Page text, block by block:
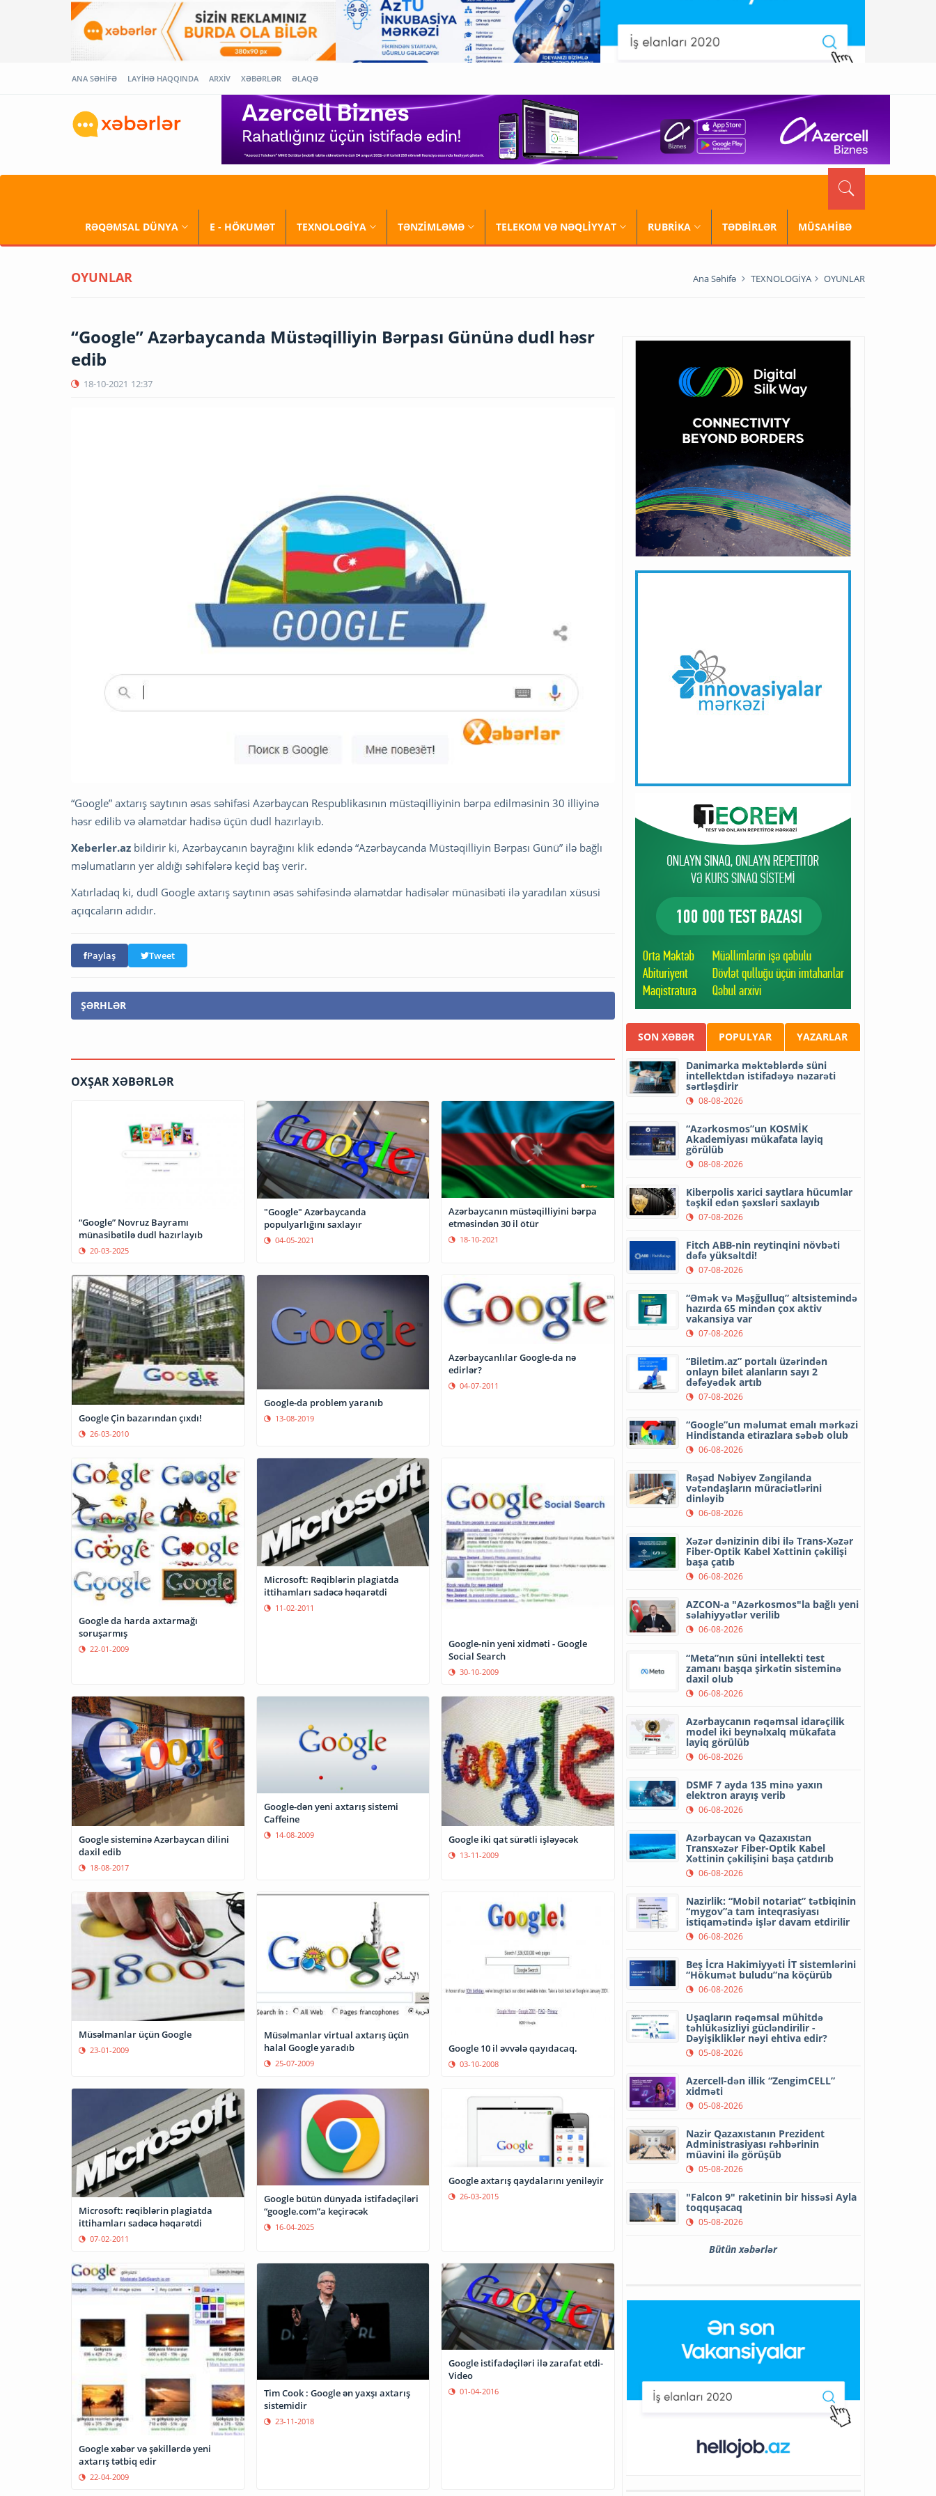
ANA SƏHİFƏ LAYİHƏ HAQQINDA ARXİV XƏBƏRLƏR ƏLAQƏ
RƏQƏMSAL DÜNYA E - HÖKUMƏT TEXNOLOGİYA TƏNZİMLƏMƏ TELEKOM VƏ NƏQLİYYAT RUBRİKA TƏDBİRLƏR MÜSAHİBƏ
OYUNLAR Ana Səhifə TEXNOLOGİYA OYUNLAR
“Google” Azərbaycanda Müstəqilliyin Bərpası Gününə dudl həsr
edib
18-10-2021 12:37
“Google” axtarış saytının əsas səhifəsi Azərbaycan Respublikasının müstəqilliyinin bərpa edilməsinin 30 illiyinə
həsr edilib və əlamətdar hadisə üçün dudl hazırlayıb.
Xeberler.az bildirir ki, Azərbaycanın bayrağını klik edəndə “Azərbaycanda Müstəqilliyin Bərpası Günü” ilə bağlı
məlumatların yer aldığı səhifələrə keçid baş verir.
Xatırladaq ki, dudl Google axtarış saytının əsas səhifəsində əlamətdar hadisələr münasibəti ilə yaradılan xüsusi
açıqcaların adıdır.
Paylaş Tweet
ŞƏRHLƏR
OXŞAR XƏBƏRLƏR
“Google” Novruz Bayramı
münasibətilə dudl hazırlayıb
20-03-2025
"Google" Azərbaycanda
populyarlığını saxlayır
04-05-2021
Azərbaycanın müstəqilliyini bərpa
etməsindən 30 il ötür
18-10-2021
Google Çin bazarından çıxdı!
26-03-2010
Google-da problem yaranıb
13-08-2019
Azərbaycanlılar Google-da nə
edirlər?
04-07-2011
Google da harda axtarmağı
soruşarmış
22-01-2009
Microsoft: Rəqiblərin plagiatda
ittihamları sadəcə həqarətdi
11-02-2011
Google-nin yeni xidməti - Google
Social Search
30-10-2009
Google sisteminə Azərbaycan dilini
daxil edib
18-08-2017
Google-dən yeni axtarış sistemi
Caffeine
14-08-2009 Google iki qat sürətli işləyəcək
13-11-2009
Müsəlmanlar üçün Google
23-01-2009
Müsəlmanlar virtual axtarış üçün
halal Google yaradıb
25-07-2009
Google 10 il əvvələ qayıdacaq.
03-10-2008
Microsoft: rəqiblərin plagiatda
ittihamları sadəcə həqarətdi
07-02-2011
Google bütün dünyada istifadəçiləri
“google.com”a keçirəcək
16-04-2025
Google axtarış qaydalarını yeniləyir
26-03-2015
Google xəbər və şəkillərdə yeni
axtarış tətbiq edir
22-04-2009
Tim Cook : Google ən yaxşı axtarış
sistemidir
23-11-2018
Google istifadəçiləri ilə zarafat etdi-
Video
01-04-2016
SON XƏBƏR POPULYAR YAZARLAR
Danimarka məktəblərdə süni
intellektdən istifadəyə nəzarəti
sərtləşdirir
08-08-2026
“Azərkosmos”un KOSMİK
Akademiyası mükafata layiq
görülüb
08-08-2026
Kiberpolis xarici saytlara hücumlar
təşkil edən şəxsləri saxlayıb
07-08-2026
Fitch ABB-nin reytinqini növbəti
dəfə yüksəltdi!
07-08-2026
“Əmək və Məşğulluq” altsistemində
hazırda 65 mindən çox aktiv
vakansiya var
07-08-2026
“Biletim.az” portalı üzərindən
onlayn bilet alanların sayı 2
dəfəyədək artıb
07-08-2026
“Google”un məlumat emalı mərkəzi
Hindistanda etirazlara səbəb olub
06-08-2026
Rəşad Nəbiyev Zəngilanda
vətəndaşların müraciətlərini
dinləyib
06-08-2026
Xəzər dənizinin dibi ilə Trans-Xəzər
Fiber-Optik Kabel Xəttinin çəkilişi
başa çatıb
06-08-2026
AZCON-a "Azərkosmos"la bağlı yeni
səlahiyyətlər verilib
06-08-2026
“Meta”nın süni intellekti test
zamanı başqa şirkətin sisteminə
daxil olub
06-08-2026
Azərbaycanın rəqəmsal idarəçilik
model iki beynəlxalq mükafata
layiq görülüb
06-08-2026
DSMF 7 ayda 135 minə yaxın
elektron arayış verib
06-08-2026
Azərbaycan və Qazaxıstan
Transxəzər Fiber-Optik Kabel
Xəttinin çəkilişini başa çatdırıb
06-08-2026
Nazirlik: “Mobil notariat” tətbiqinin
“mygov”a tam inteqrasiyası
istiqamətində işlər davam etdirilir
06-08-2026
Beş İcra Hakimiyyəti İT sistemlərini
“Hökumət buludu”na köçürüb
06-08-2026
Uşaqların rəqəmsal mühitdə
təhlükəsizliyi gücləndirilir -
Dəyişikliklər nəyi ehtiva edir?
05-08-2026
Azercell-dən illik “ZengimCELL”
xidməti
05-08-2026
Nazir Qazaxıstanın Prezident
Administrasiyası rəhbərinin
müavini ilə görüşüb
05-08-2026
"Falcon 9" raketinin bir hissəsi Ayla
toqquşacaq
05-08-2026
Bütün xəbərlər